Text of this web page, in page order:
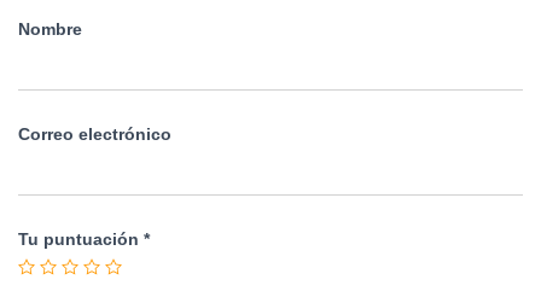
Nombre
Correo electrónico
Tu puntuación *